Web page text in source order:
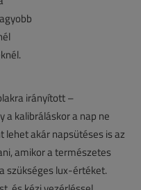
irányított –
a kalibráláskor a nap ne
lehet akár napsütéses is az
amikor a természetes
szükséges lux-értéket.